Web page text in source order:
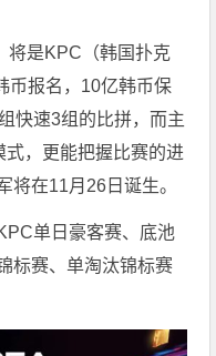
将是KPC（韩国扑克
币报名，10亿韩币保
快速3组的比拼，而主
，更能把握比赛的进
将在11月26日诞生。
单日豪客赛、底池
标赛、单淘汰锦标赛